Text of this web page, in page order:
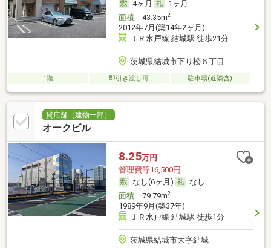
4ヶ月
1ヶ月
面積43.35m2
2012年7月(築14年2ヶ月)
ＪＲ水戸線 結城駅 徒歩21分
茨城県結城市下り松６丁目
1階 即引き渡し可 駐車場(近隣含)
貸店舗（建物一部）
オークビル
8.25万円
管理費等16,500円
なし(6ヶ月)
なし
面積79.79m2
1989年9月(築37年)
ＪＲ水戸線 結城駅 徒歩1分
茨城県結城市大字結城